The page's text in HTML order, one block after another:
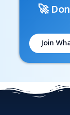
🚀
Join